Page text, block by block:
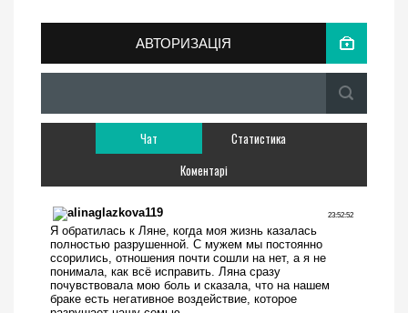
АВТОРИЗАЦІЯ
Чат
Статистика
Коментарі